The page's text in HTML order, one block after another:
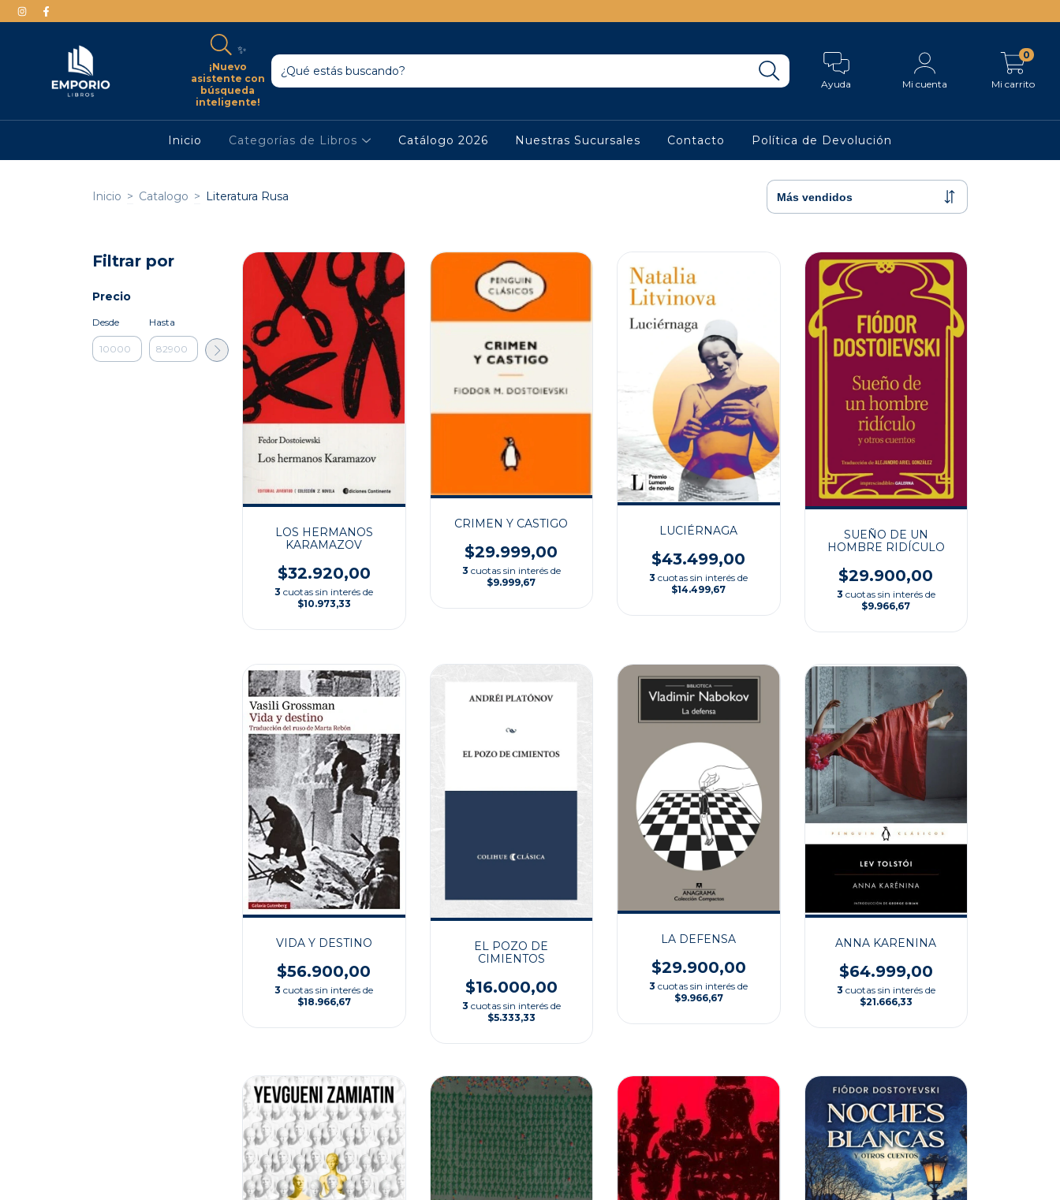
✨
¡Nuevo
asistente con
búsqueda
inteligente!
Ayuda Mi cuenta Mi carrito
0
Inicio Categorías de Libros Catálogo 2026 Nuestras Sucursales Contacto Política de Devolución
Inicio > Catalogo > Literatura Rusa
Filtrar por
Precio
Desde Hasta
LOS HERMANOS
KARAMAZOV
$32.920,00
3 cuotas sin interés de
$10.973,33
CRIMEN Y CASTIGO
$29.999,00
3 cuotas sin interés de
$9.999,67
LUCIÉRNAGA
$43.499,00
3 cuotas sin interés de
$14.499,67
SUEÑO DE UN
HOMBRE RIDÍCULO
$29.900,00
3 cuotas sin interés de
$9.966,67
VIDA Y DESTINO
$56.900,00
3 cuotas sin interés de
$18.966,67
EL POZO DE
CIMIENTOS
$16.000,00
3 cuotas sin interés de
$5.333,33
LA DEFENSA
$29.900,00
3 cuotas sin interés de
$9.966,67
ANNA KARENINA
$64.999,00
3 cuotas sin interés de
$21.666,33